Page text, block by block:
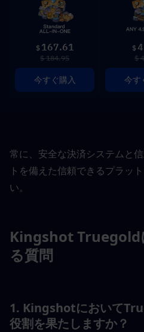
$ 167.61
$ 184.95
今すぐ購入
$
$
今す
常に、安全な決済システムと
トを備えた信頼できるプラッ
い。
Kingshot Truegold
る質問
1. Kingshotにおいて
役割を果たしますか？